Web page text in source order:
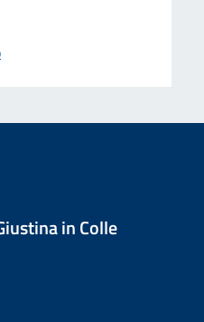
in Colle